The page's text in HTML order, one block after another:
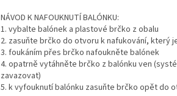
NÁVOD K NAFOUKNUTÍ BALÓNKU:
1. vybalte balónek a plastové brčko z obalu
2. zasuňte brčko do otvoru k nafukování, který
3. foukáním přes brčko nafoukněte balónek
4. opatrně vytáhněte brčko z balónku ven
zavazovat)
5. k vyfouknutí balónku zasuňte brčko opět do